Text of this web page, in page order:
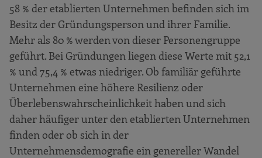
58 % der etablierten Unternehmen befinden sich im
Besitz der Gründungsperson und ihrer Familie.
Mehr als 80 % werden von dieser Personengruppe
geführt. Bei Gründungen liegen diese Werte mit 52,1
% und 75,4 % etwas niedriger. Ob familiär geführte
Unternehmen eine höhere Resilienz oder
Überlebenswahrscheinlichkeit haben und sich
daher häufiger unter den etablierten Unternehmen
finden oder ob sich in der
Unternehmensdemografie ein genereller Wandel